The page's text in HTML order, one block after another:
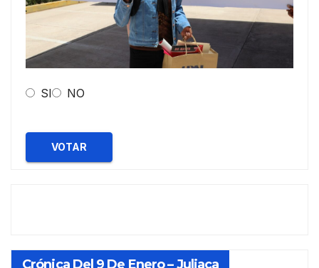
SI NO
VOTAR
Crónica Del 9 De Enero – Juliaca